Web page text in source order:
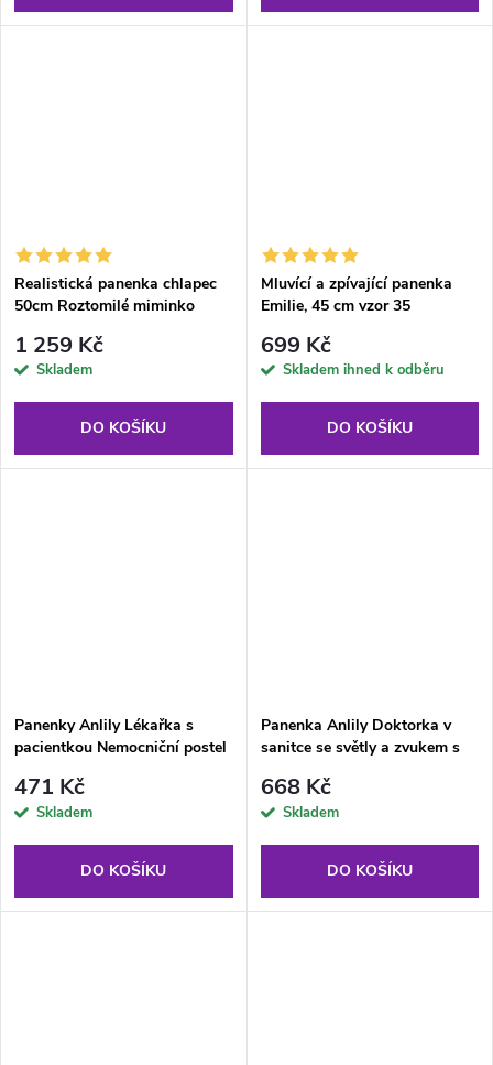
Realistická panenka chlapec
50cm Roztomilé miminko
1 259 Kč
Skladem
DO KOŠÍKU
Mluvící a zpívající panenka
Emilie, 45 cm vzor 35
699 Kč
Skladem ihned k odběru
DO KOŠÍKU
Panenky Anlily Lékařka s
pacientkou Nemocniční postel
471 Kč
Skladem
DO KOŠÍKU
Panenka Anlily Doktorka v
sanitce se světly a zvukem s
668 Kč
Skladem
DO KOŠÍKU